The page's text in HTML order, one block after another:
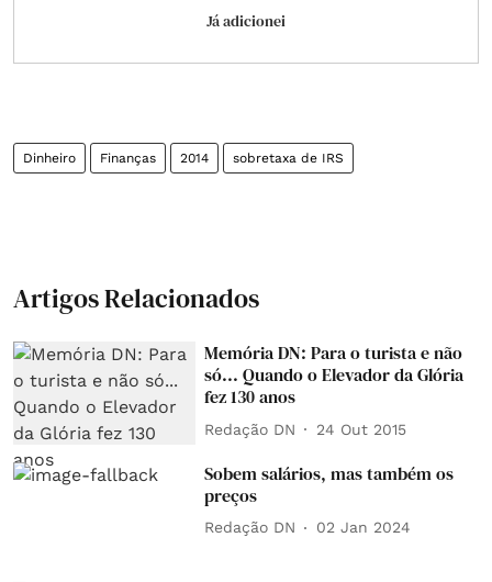
Já adicionei
Dinheiro Finanças 2014 sobretaxa de IRS
Artigos Relacionados
Memória DN: Para o turista e não
só... Quando o Elevador da Glória
fez 130 anos
Redação DN 24 Out 2015
Sobem salários, mas também os
preços
Redação DN 02 Jan 2024